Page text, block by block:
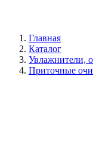
Главная
Каталог
Увлажнители,
Приточные